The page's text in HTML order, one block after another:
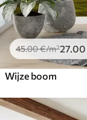
45.00€/m²27 .00
Wijze boom